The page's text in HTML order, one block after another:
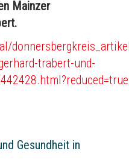
Mainzer
trabert-und-
Gesundheit in